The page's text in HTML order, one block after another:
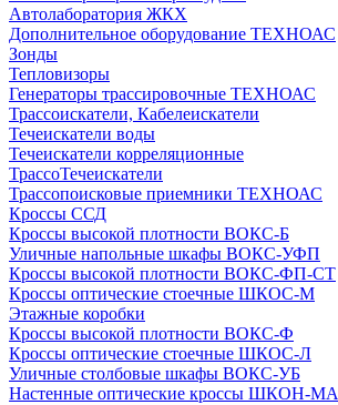
Автолаборатория ЖКХ
Дополнительное оборудование ТЕХНОАС
Зонды
Тепловизоры
Генераторы трассировочные ТЕХНОАС
Трассоискатели, Кабелеискатели
Течеискатели воды
Течеискатели корреляционные
ТрассоТечеискатели
Трассопоисковые приемники ТЕХНОАС
Кроссы ССД
Кроссы высокой плотности ВОКС-Б
Уличные напольные шкафы ВОКС-УФП
Кроссы высокой плотности ВОКС-ФП-СТ
Кроссы оптические стоечные ШКОС-М
Этажные коробки
Кроссы высокой плотности ВОКС-Ф
Кроссы оптические стоечные ШКОС-Л
Уличные столбовые шкафы ВОКС-УБ
Настенные оптические кроссы ШКОН-МА